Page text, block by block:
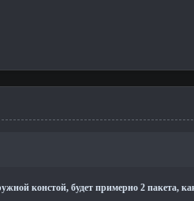
констой, будет примерно 2 пакета,